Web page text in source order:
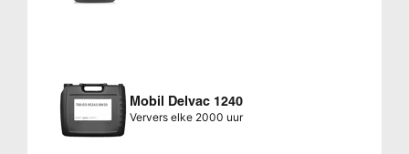
Mobil Delvac 1240
Ververs elke 2000 uur